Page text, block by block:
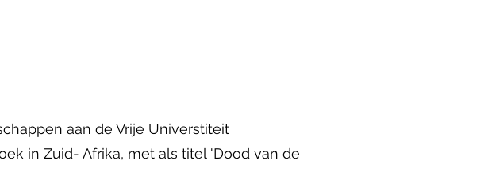
aan de Vrije Universtiteit
in Zuid- Afrika, met als titel 'Dood van de